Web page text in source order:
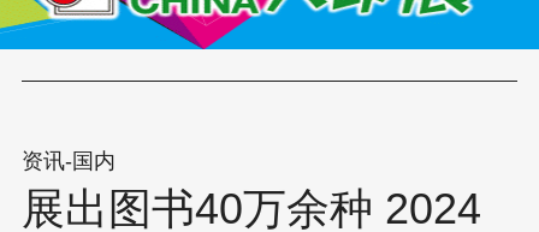
资讯-国内
展出图书40万余种 2024